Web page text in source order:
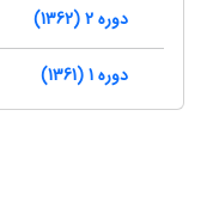
دوره 2 (1362)
دوره 1 (1361)